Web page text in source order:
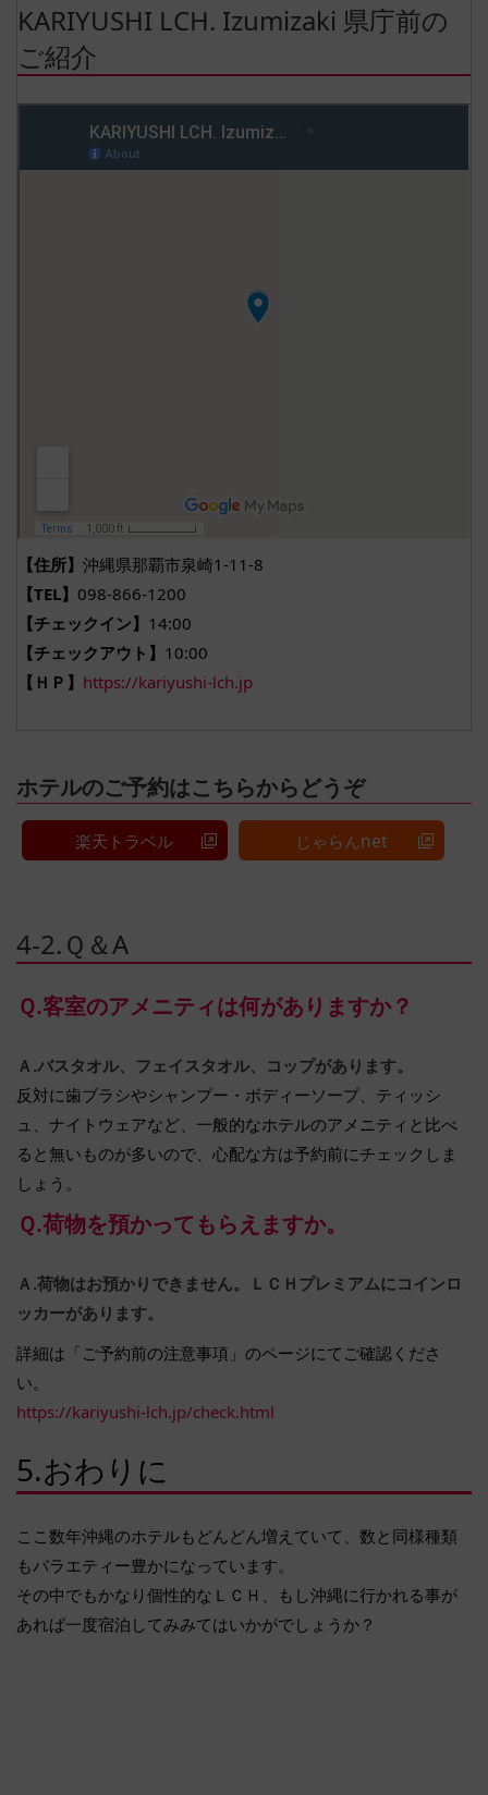
KARIYUSHI LCH. Izumizaki 県庁前の
ご紹介
【住所】 沖縄県那覇市泉崎1-11-8
【TEL】 098-866-1200
【チェックイン】 14:00
【チェックアウト】 10:00
【ＨＰ】 https://kariyushi-lch.jp
ホテルのご予約はこちらからどうぞ
楽天トラベル じゃらんnet
4-2.Ｑ＆A
Ｑ.客室のアメニティは何がありますか？
Ａ.バスタオル、フェイスタオル、コップがあります。
反対に歯ブラシやシャンプー・ボディーソープ、ティッシ
ュ、ナイトウェアなど、一般的なホテルのアメニティと比べ
ると無いものが多いので、心配な方は予約前にチェックしま
しょう。
Ｑ.荷物を預かってもらえますか。
Ａ.荷物はお預かりできません。ＬＣＨプレミアムにコインロ
ッカーがあります。
詳細は「ご予約前の注意事項」のページにてご確認くださ
い。
https://kariyushi-lch.jp/check.html
5.おわりに
ここ数年沖縄のホテルもどんどん増えていて、数と同様種類
もバラエティー豊かになっています。
その中でもかなり個性的なＬＣＨ、もし沖縄に行かれる事が
あれば一度宿泊してみみてはいかがでしょうか？